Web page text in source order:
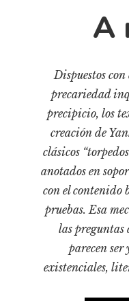
Diccionario portátil de
Documentos
Fragmentos
Gran reserva
Historia
Historia material de los
Lagunas mentales
Libros usados
A
Dispuestos
precariedad
precipicio, los
creación de
clásicos
anotados en
con el contenido
pruebas. Esa
las preguntas
parecen
existenciales,